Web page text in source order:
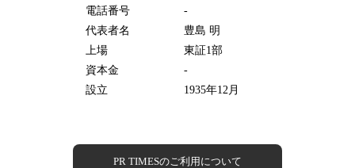
電話番号
-
代表者名
豊島 明
上場
東証1部
資本金
-
設立
1935年12月
PR TIMESのご利用について